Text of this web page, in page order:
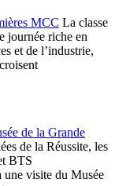
MCC La classe
journée riche en
et de l’industrie,
de la Grande
de la Réussite, les
BTS
une visite du Musée